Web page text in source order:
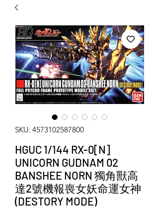
WECHAT 微信諮詢
SKU: 4573102587800
HGUC 1/144 RX-0[N]
UNICORN GUDNAM 02
BANSHEE NORN 獨角獸高
達2號機報喪女妖命運女神
(DESTORY MODE)